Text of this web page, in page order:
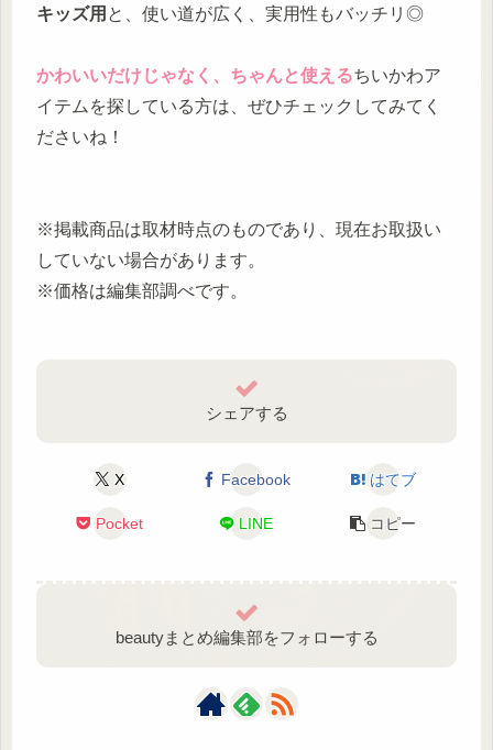
キッズ用 と、使い道が広く、実用性もバッチリ◎
かわいいだけじゃなく、ちゃんと使えるちいかわア
イテムを探している方は、ぜひチェックしてみてく
ださいね！
※掲載商品は取材時点のものであり、現在お取扱い
していない場合があります。
※価格は編集部調べです。
シェアする
X Facebook はてブ
Pocket LINE コピー
beautyまとめ編集部をフォローする